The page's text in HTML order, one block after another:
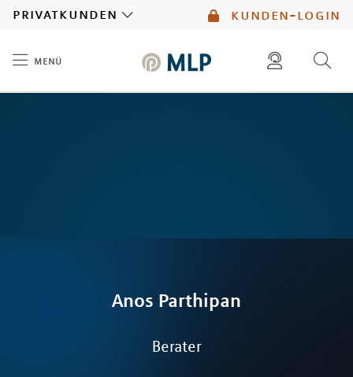
kunden-login
privatkunden
menü
Anos Parthipan
Berater